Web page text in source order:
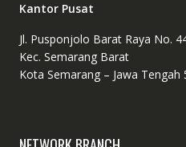
Kantor Pusat
Jl. Pusponjolo Barat Raya No.
Kec. Semarang Barat
Kota Semarang – Jawa Tengah